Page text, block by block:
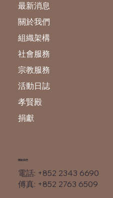
最新消息
關於我們
組織架構
社會服務
宗教服務
活動日誌
孝賢殿
捐獻
​聯絡我們
電話: +852 2343 6690
​傅真: +852 2763 6509